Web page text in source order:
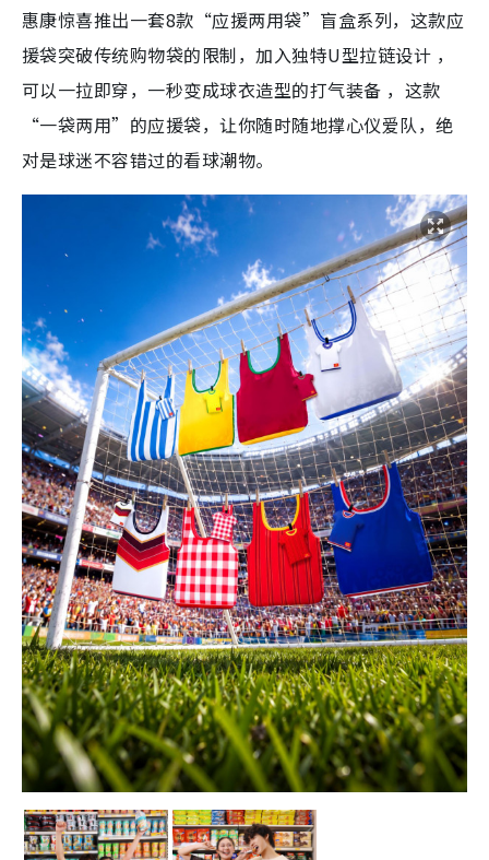
惠康惊喜推出一套8款“应援两用袋”盲盒系列，这款应
援袋突破传统购物袋的限制，加入独特U型拉链设计 ，
可以一拉即穿，一秒变成球衣造型的打气装备 ，这款
“一袋两用”的应援袋，让你随时随地撑心仪爱队，绝
对是球迷不容错过的看球潮物。